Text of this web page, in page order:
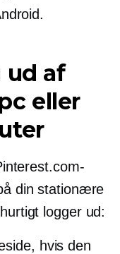
ud af
eller
din stationære
logger ud:
hvis den